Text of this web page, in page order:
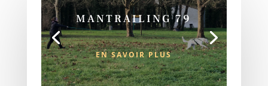
MANTRAILING 79
EN SAVOIR PLUS